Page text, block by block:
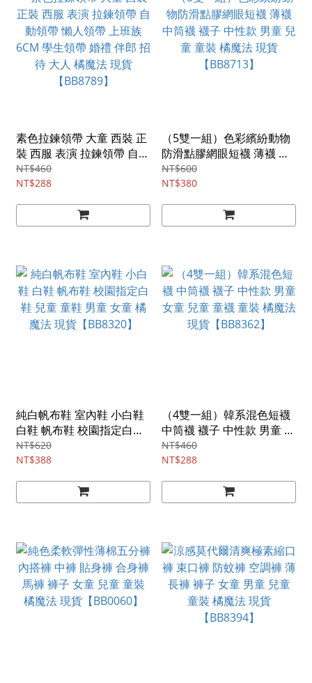
素色拉鍊領帶 大童 西裝 正
裝 西服 表演 拉鍊領帶 自動
領帶 懶人領帶 上班族 6CM
學生領帶 婚禮 伴郎 招待 大
NT$460
NT$288
（5雙一組）色彩繽紛動物
防滑點膠網眼短襪 薄襪 中
筒襪 襪子 中性款 男童 兒童
童裝 橘魔法 現貨
NT$600
NT$380
純白帆布鞋 室內鞋 小白鞋
白鞋 帆布鞋 校園指定白鞋
兒童 童鞋 男童 女童 橘魔法
現貨【BB8320】
NT$620
NT$388
（4雙一組）韓系混色短襪
中筒襪 襪子 中性款 男童 女
童 兒童 童襪 童裝 橘魔法
現貨【BB8362】
NT$460
NT$288